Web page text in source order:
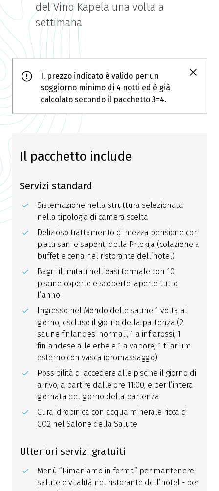
del Vino Kapela una volta a
settimana
Il prezzo indicato è valido per un
soggiorno minimo di 4 notti ed è già
calcolato secondo il pacchetto 3=4.
Il pacchetto include
Servizi standard
Sistemazione nella struttura selezionata
nella tipologia di camera scelta
Delizioso trattamento di mezza pensione con
piatti sani e saporiti della Prlekija (colazione a
buffet e cena nel ristorante dell’hotel)
Bagni illimitati nell’oasi termale con 10
piscine coperte e scoperte, aperte tutto
l’anno
Ingresso nel Mondo delle saune 1 volta al
giorno, escluso il giorno della partenza (2
saune finlandesi normali, 1 a infrarossi, 1
finlandese alle erbe e 1 a vapore, 1 tilarium
esterno con vasca idromassaggio)
Possibilità di accedere alle piscine il giorno di
arrivo, a partire dalle ore 11:00, e per l’intera
giornata del giorno della partenza
Cura idropinica con acqua minerale ricca di
CO2 nel Salone della Salute
Ulteriori servizi gratuiti
Menù “Rimaniamo in forma” per mantenere
salute e vitalità nel ristorante dell’hotel - per